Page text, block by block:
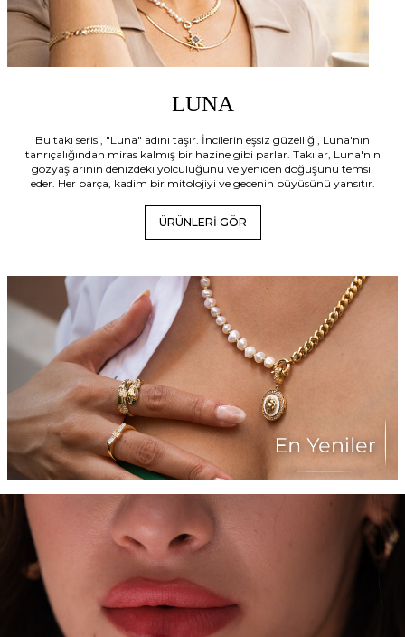
LUNA
Bu takı serisi, "Luna" adını taşır. İncilerin eşsiz güzelliği, Luna'nın
tanrıçalığından miras kalmış bir hazine gibi parlar. Takılar, Luna'nın
gözyaşlarının denizdeki yolculuğunu ve yeniden doğuşunu temsil
eder. Her parça, kadim bir mitolojiyi ve gecenin büyüsünü yansıtır.
ÜRÜNLERİ GÖR